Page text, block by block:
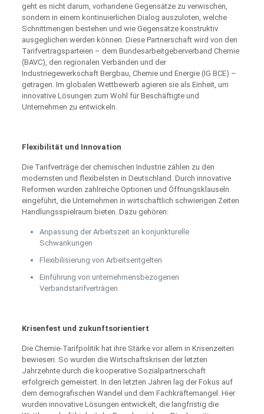
geht es nicht darum, vorhandene Gegensätze zu verwischen,
sondern in einem kontinuierlichen Dialog auszuloten, welche
Schnittmengen bestehen und wie Gegensätze konstruktiv
ausgeglichen werden können. Diese Partnerschaft wird von den
Tarifvertragsparteien – dem Bundesarbeitgeberverband Chemie
(BAVC), den regionalen Verbänden und der
Industriegewerkschaft Bergbau, Chemie und Energie (IG BCE) –
getragen. Im globalen Wettbewerb agieren sie als Einheit, um
innovative Lösungen zum Wohl für Beschäftigte und
Unternehmen zu entwickeln.
Flexibilität und Innovation
Die Tarifverträge der chemischen Industrie zählen zu den
modernsten und flexibelsten in Deutschland. Durch innovative
Reformen wurden zahlreiche Optionen und Öffnungsklauseln
eingeführt, die Unternehmen in wirtschaftlich schwierigen Zeiten
Handlungsspielraum bieten. Dazu gehören:
Anpassung der Arbeitszeit an konjunkturelle
Schwankungen
Flexibilisierung von Arbeitsentgelten
Einführung von unternehmensbezogenen
Verbandstarifverträgen
Krisenfest und zukunftsorientiert
Die Chemie-Tarifpolitik hat ihre Stärke vor allem in Krisenzeiten
bewiesen. So wurden die Wirtschaftskrisen der letzten
Jahrzehnte durch die kooperative Sozialpartnerschaft
erfolgreich gemeistert. In den letzten Jahren lag der Fokus auf
dem demografischen Wandel und dem Fachkräftemangel. Hier
wurden innovative Lösungen entwickelt, die langfristig die